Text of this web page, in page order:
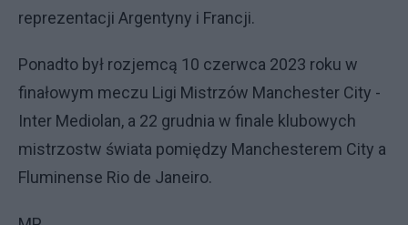
reprezentacji Argentyny i Francji.
Ponadto był rozjemcą 10 czerwca 2023 roku w
finałowym meczu Ligi Mistrzów Manchester City -
Inter Mediolan, a 22 grudnia w finale klubowych
mistrzostw świata pomiędzy Manchesterem City a
Fluminense Rio de Janeiro.